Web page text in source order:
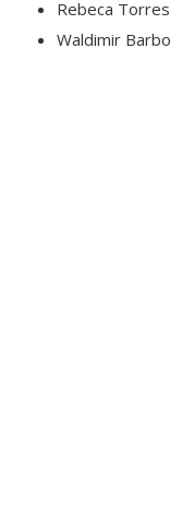
Rebeca
Waldimir